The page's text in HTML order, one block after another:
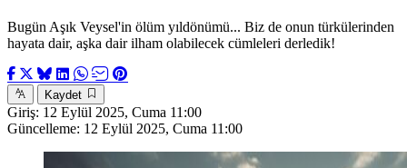
Bugün Aşık Veysel'in ölüm yıldönümü... Biz de onun türkülerinden
hayata dair, aşka dair ilham olabilecek cümleleri derledik!
Kaydet
Giriş: 12 Eylül 2025, Cuma 11:00
Güncelleme: 12 Eylül 2025, Cuma 11:00